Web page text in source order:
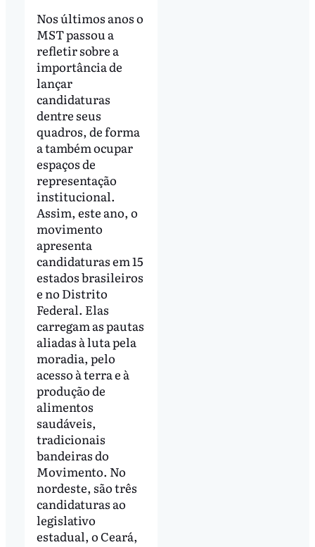
Nos últimos anos o
MST passou a
refletir sobre a
importância de
lançar
candidaturas
dentre seus
quadros, de forma
a também ocupar
espaços de
representação
institucional.
Assim, este ano, o
movimento
apresenta
candidaturas em 15
estados brasileiros
e no Distrito
Federal. Elas
carregam as pautas
aliadas à luta pela
moradia, pelo
acesso à terra e à
produção de
alimentos
saudáveis,
tradicionais
bandeiras do
Movimento. No
nordeste, são três
candidaturas ao
legislativo
estadual, o Ceará,